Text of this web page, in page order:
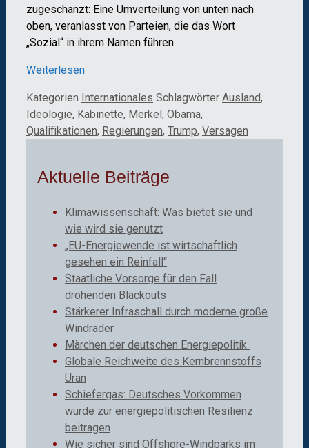
zugeschanzt: Eine Umverteilung von unten nach
oben, veranlasst von Parteien, die das Wort
„Sozial“ in ihrem Namen führen.
Weiterlesen
Kategorien Internationales Schlagwörter Ausland,
Ideologie, Kabinette, Merkel, Obama,
Qualifikationen, Regierungen, Trump, Versagen
Aktuelle Beiträge
Klimawissenschaft: Was bietet sie und
wie wird sie genutzt
„EU-Energiewende ist wirtschaftlich
gesehen ein Reinfall“
Staatliche Vorsorge für den Fall
drohenden Blackouts
Stärkerer Infraschall durch moderne große
Windräder
Märchen der deutschen Energiepolitik
Globale Reichweite des Kernbrennstoffs
Uran
Schiefergas: Deutsches Vorkommen
würde zur energiepolitischen Resilienz
beitragen
Wie sicher sind Offshore-Windparks im